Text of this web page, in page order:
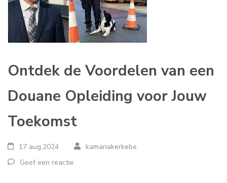
Ontdek de Voordelen van een
Douane Opleiding voor Jouw
Toekomst
17 aug,2024
kamariakerkebe
Geef een reactie